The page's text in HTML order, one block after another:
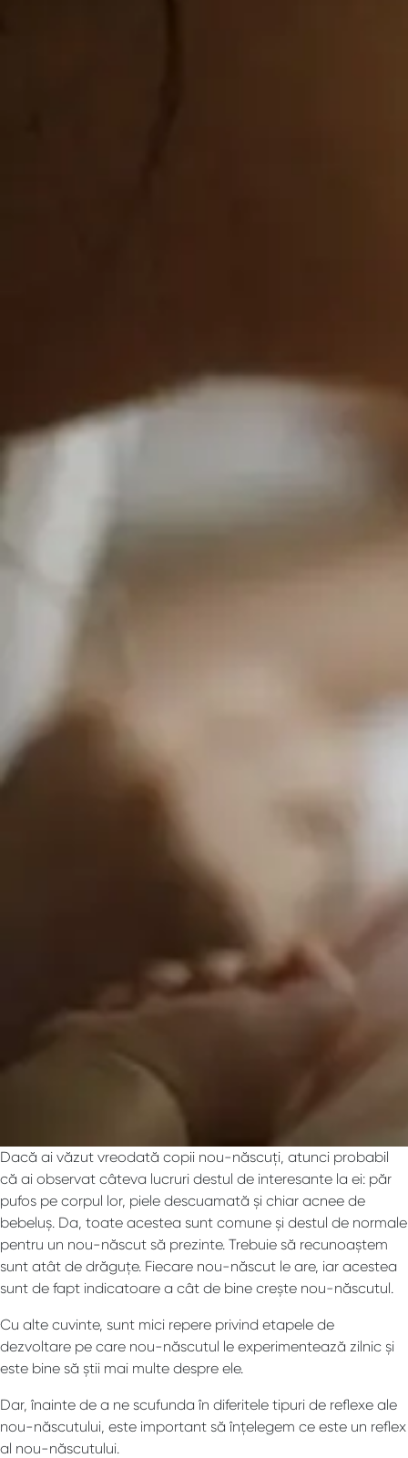
Dacă ai văzut vreodată copii nou-născuți, atunci probabil
că ai observat câteva lucruri destul de interesante la ei: păr
pufos pe corpul lor, piele descuamată și chiar acnee de
bebeluș. Da, toate acestea sunt comune și destul de normale
pentru un nou-născut să prezinte. Trebuie să recunoaștem
sunt atât de drăguțe. Fiecare nou-născut le are, iar acestea
sunt de fapt indicatoare a cât de bine crește nou-născutul.
Cu alte cuvinte, sunt mici repere privind etapele de
dezvoltare pe care nou-născutul le experimentează zilnic și
este bine să știi mai multe despre ele.
Dar, înainte de a ne scufunda în diferitele tipuri de reflexe ale
nou-născutului, este important să înțelegem ce este un reflex
al nou-născutului.